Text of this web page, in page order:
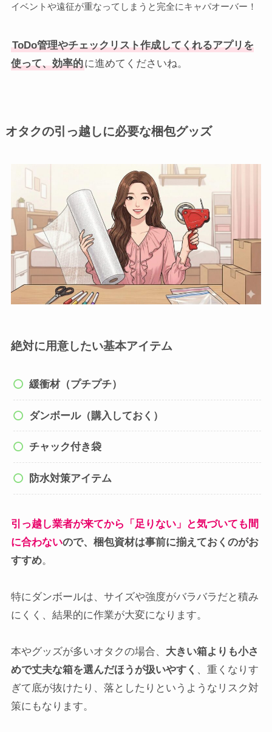
イベントや遠征が重なってしまうと完全にキャパオーバー！
ToDo管理やチェックリスト作成してくれるアプリを
使って、効率的に進めてくださいね。
オタクの引っ越しに必要な梱包グッズ
絶対に用意したい基本アイテム
緩衝材（プチプチ）
ダンボール（購入しておく）
チャック付き袋
防水対策アイテム
引っ越し業者が来てから「足りない」と気づいても間
に合わないので、梱包資材は事前に揃えておくのがお
すすめ。
特にダンボールは、サイズや強度がバラバラだと積み
にくく、結果的に作業が大変になります。
本やグッズが多いオタクの場合、 大きい箱よりも小さ
めで丈夫な箱を選んだほうが扱いやすく 、重くなりす
ぎて底が抜けたり、落としたりというようなリスク対
策にもなります。